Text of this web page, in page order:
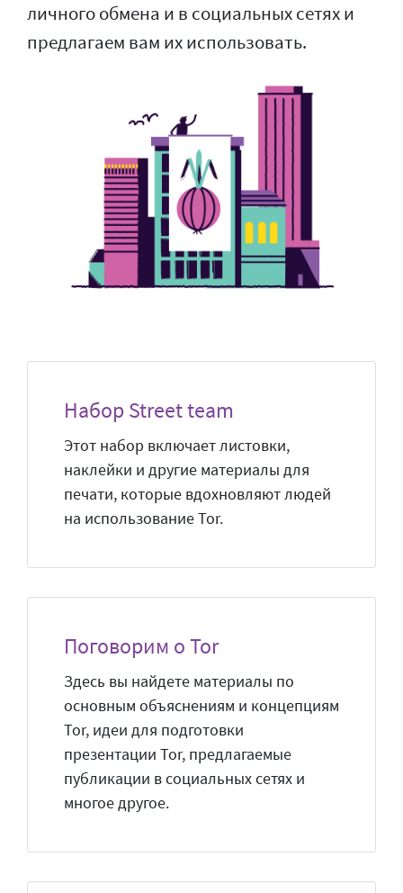
личного обмена и в социальных сетях и
предлагаем вам их использовать.
Набор Street team
Этот набор включает листовки,
наклейки и другие материалы для
печати, которые вдохновляют людей
на использование Tor.
Поговорим о Tor
Здесь вы найдете материалы по
основным объяснениям и концепциям
Tor, идеи для подготовки
презентации Tor, предлагаемые
публикации в социальных сетях и
многое другое.